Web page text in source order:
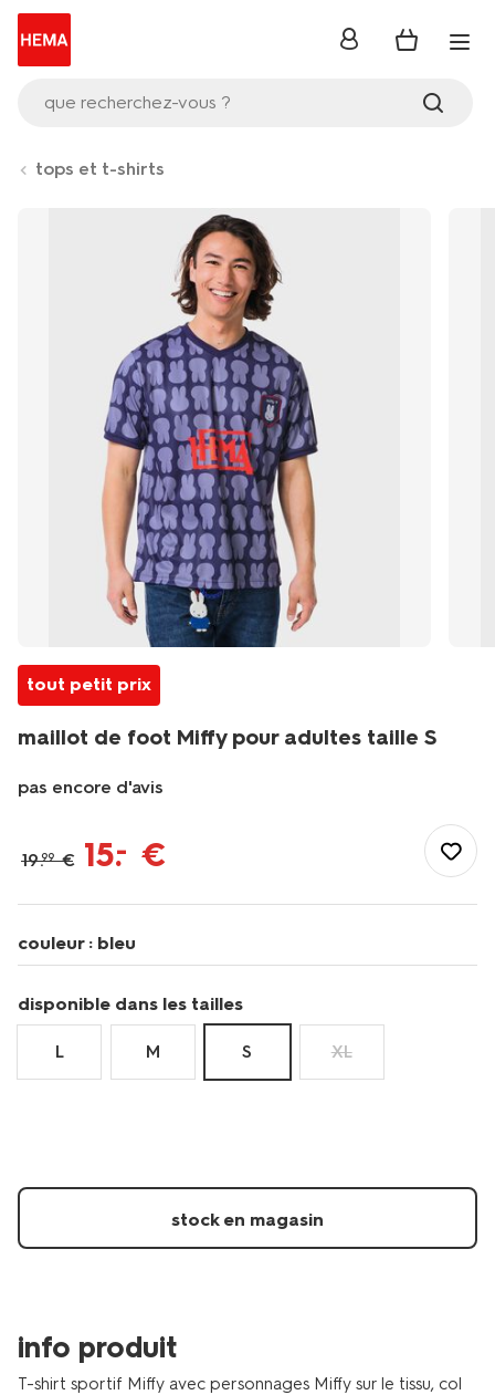
que recherchez-vous ?
se
tops et t-shirts
tout petit prix
maillot de foot Miffy pour adultes taille S
pas encore d'avis
lui/vetements-
shirts-
femme/maillot-
de-
miffy-
pour-
adultes-
19.99 € 15.– €
couleur : bleu
disponible dans les tailles
L M S XL
stock en magasin
info produit
T-shirt sportif Miffy avec personnages Miffy sur le tissu, col